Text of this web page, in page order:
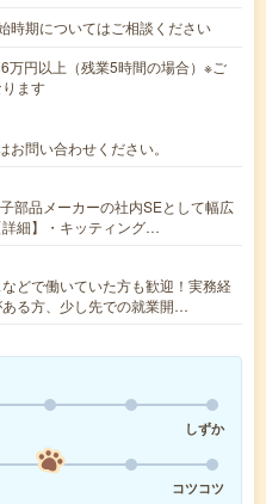
時期についてはご相談ください
万円以上（残業5時間の場合）※ご
ます
問い合わせください。
部品メーカーの社内SEとして幅広
詳細】・キッティング…
どで働いていた方も歓迎！実務経
る方、少し先での就業開…
しずか
コツコツ